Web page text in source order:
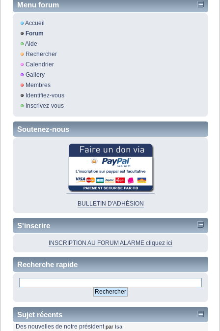
Menu forum
Accueil
Forum
Aide
Rechercher
Calendrier
Gallery
Membres
Identifiez-vous
Inscrivez-vous
Soutenez-nous
BULLETIN D'ADHÉSION
S'inscrire
INSCRIPTION AU FORUM ALARME cliquez ici
Recherche rapide
Sujet récents
Des nouvelles de notre président par Isa